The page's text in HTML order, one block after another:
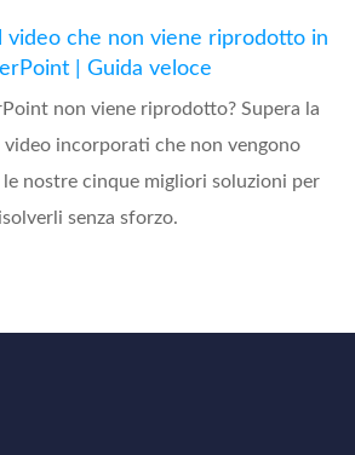
video che non viene riprodotto in
| Guida veloce
non viene riprodotto? Supera la
incorporati che non vengono
nostre cinque migliori soluzioni per
senza sforzo.